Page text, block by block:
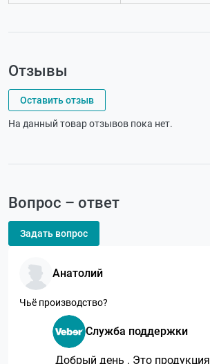
Отзывы
Оставить отзыв
На данный товар отзывов пока нет.
Вопрос – ответ
Задать вопрос
Анатолий
Чьё производство?
Служба поддержки
Добрый день . Это продукция